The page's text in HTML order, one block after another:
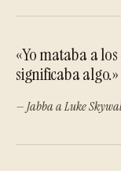
«Yo mataba a
significaba algo.»
— Jabba a Luke